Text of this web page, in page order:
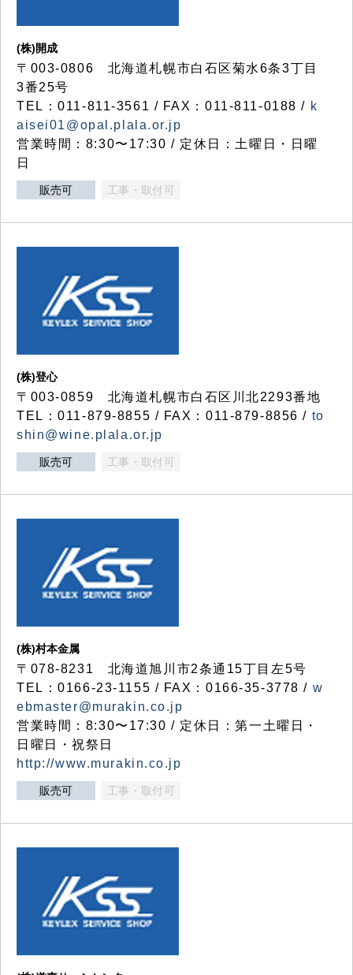
(株)開成
〒003-0806 北海道札幌市白石区菊水6条3丁目
3番25号
TEL：011-811-3561 / FAX：011-811-0188 / k
aisei01@opal.plala.or.jp
営業時間：8:30〜17:30 / 定休日：土曜日・日曜
日
販売可 工事・取付可
(株)登心
〒003-0859 北海道札幌市白石区川北2293番地
TEL：011-879-8855 / FAX：011-879-8856 / to
shin@wine.plala.or.jp
販売可 工事・取付可
(株)村本金属
〒078-8231 北海道旭川市2条通15丁目左5号
TEL：0166-23-1155 / FAX：0166-35-3778 / w
ebmaster@murakin.co.jp
営業時間：8:30〜17:30 / 定休日：第一土曜日・
日曜日・祝祭日
http://www.murakin.co.jp
販売可 工事・取付可